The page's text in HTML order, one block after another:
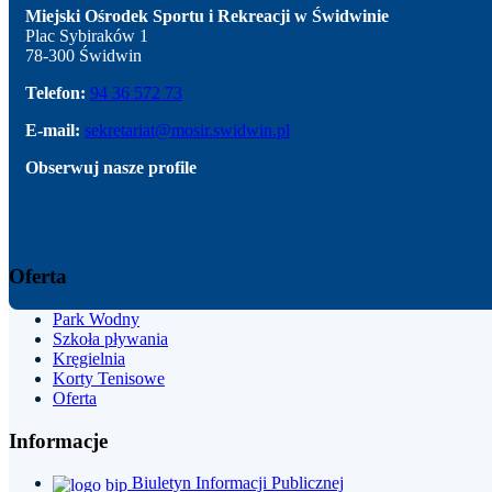
Miejski Ośrodek Sportu i Rekreacji w Świdwinie
Plac Sybiraków 1
78-300 Świdwin
Telefon: 94 36 572 73
E-mail: sekretariat@mosir.swidwin.pl
Obserwuj nasze profile
Oferta
Park Wodny
Szkoła pływania
Kręgielnia
Korty Tenisowe
Oferta
Informacje
Biuletyn Informacji Publicznej